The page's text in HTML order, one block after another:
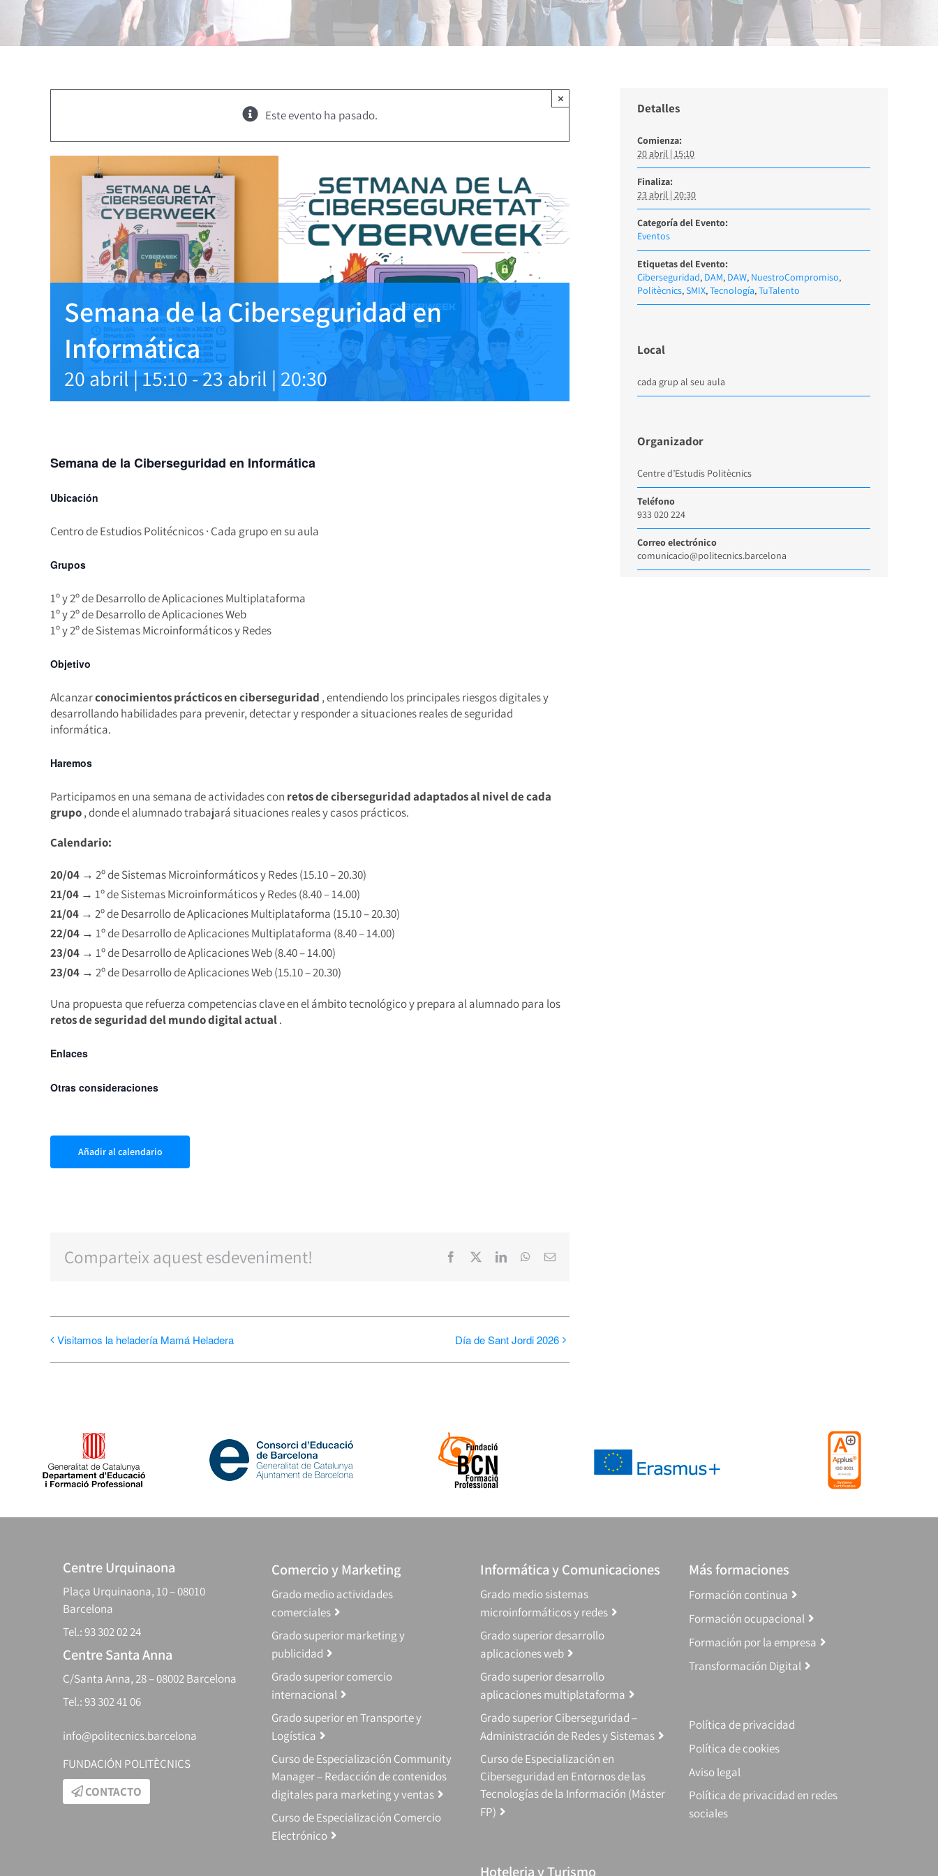
Este evento ha pasado.
×
Semana de la Ciberseguridad en
Informática
20 abril | 15:10-23 abril | 20:30
Semana de la Ciberseguridad en Informática
Ubicación
Centro de Estudios Politécnicos · Cada grupo en su aula
Grupos
1º y 2º de Desarrollo de Aplicaciones Multiplataforma
1º y 2º de Desarrollo de Aplicaciones Web
1º y 2º de Sistemas Microinformáticos y Redes
Objetivo
Alcanzarconocimientos prácticos en ciberseguridad , entendiendo los principales riesgos digitales y
desarrollando habilidades para prevenir, detectar y responder a situaciones reales de seguridad
informática.
Haremos
Participamos en una semana de actividades con retos de ciberseguridad adaptados al nivel de cada
grupo, donde el alumnado trabajará situaciones reales y casos prácticos.
Calendario:
20/04 → 2º de Sistemas Microinformáticos y Redes (15.10 – 20.30)
21/04 → 1º de Sistemas Microinformáticos y Redes (8.40 – 14.00)
21/04 → 2º de Desarrollo de Aplicaciones Multiplataforma (15.10 – 20.30)
22/04 → 1º de Desarrollo de Aplicaciones Multiplataforma (8.40 – 14.00)
23/04 → 1º de Desarrollo de Aplicaciones Web (8.40 – 14.00)
23/04 → 2º de Desarrollo de Aplicaciones Web (15.10 – 20.30)
Una propuesta que refuerza competencias clave en el ámbito tecnológico y prepara al alumnado para los
retos de seguridad del mundo digital actual.
Enlaces
Otras consideraciones
Añadir al calendario
Comparteix aquest esdeveniment! Facebook LinkedInWhatsApp
Correo
Visitamos la heladería Mamá Heladera Día de Sant Jordi 2026
Detalles
Comienza:
20 abril | 15:10
Finaliza:
23 abril | 20:30
Categoría del Evento:
Eventos
Etiquetas del Evento:
Ciberseguridad, DAM, DAW, NuestroCompromiso,
Politècnics,SMIX,Tecnología,TuTalento
Local
cada grup al seu aula
Organizador
Centre d’Estudis Politècnics
Teléfono
933 020 224
Correo electrónico
comunicacio@politecnics.barcelona
Centre Urquinaona
Plaça Urquinaona, 10 – 08010
Barcelona
Tel.: 93 302 02 24
Centre Santa Anna
C/Santa Anna, 28 – 08002 Barcelona
Tel.: 93 302 41 06
info@politecnics.barcelona
FUNDACIÓN POLITÈCNICS
CONTACTO
Comercio y Marketing
Grado medio actividades
comerciales
Grado superior marketing y
publicidad
Grado superior comercio
internacional
Grado superior en Transporte y
Logística
Curso de Especialización Community
Manager – Redacción de contenidos
digitales para marketing y ventas
Curso de Especialización Comercio
Electrónico
Informática y Comunicaciones
Grado medio sistemas
microinformáticos y redes
Grado superior desarrollo
aplicaciones web
Grado superior desarrollo
aplicaciones multiplataforma
Grado superior Ciberseguridad –
Administración de Redes y Sistemas
Curso de Especialización en
Ciberseguridad en Entornos de las
Tecnologías de la Información (Máster
FP)
Hoteleria y Turismo
Más formaciones
Formación continua
Formación ocupacional
Formación por la empresa
Transformación Digital
Política de privacidad
Política de cookies
Aviso legal
Política de privacidad en redes
sociales